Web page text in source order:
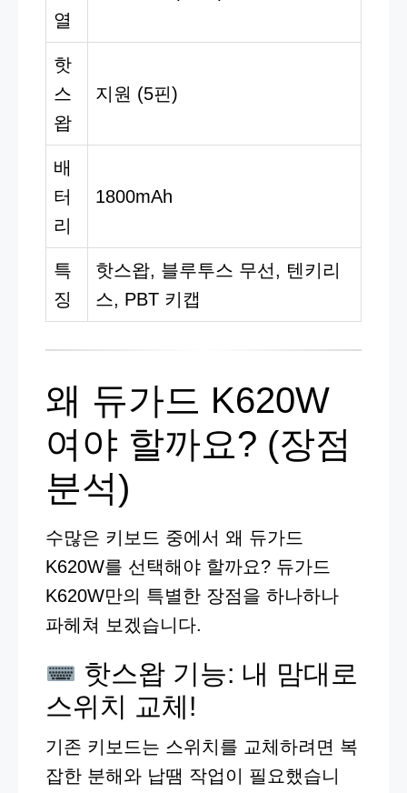
열
핫
스
왑
지원 (5핀)
배
터
리
1800mAh
특
징
핫스왑, 블루투스 무선, 텐키리
스, PBT 키캡
왜 듀가드 K620W
여야 할까요? (장점
분석)
수많은 키보드 중에서 왜 듀가드
K620W를 선택해야 할까요? 듀가드
K620W만의 특별한 장점을 하나하나
파헤쳐 보겠습니다.
핫스왑 기능: 내 맘대로
스위치 교체!
기존 키보드는 스위치를 교체하려면 복
잡한 분해와 납땜 작업이 필요했습니